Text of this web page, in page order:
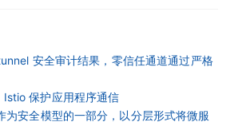
安全审计结果，零信任通道通过严格
保护应用程序通信
为安全模型的一部分，以分层形式将微服